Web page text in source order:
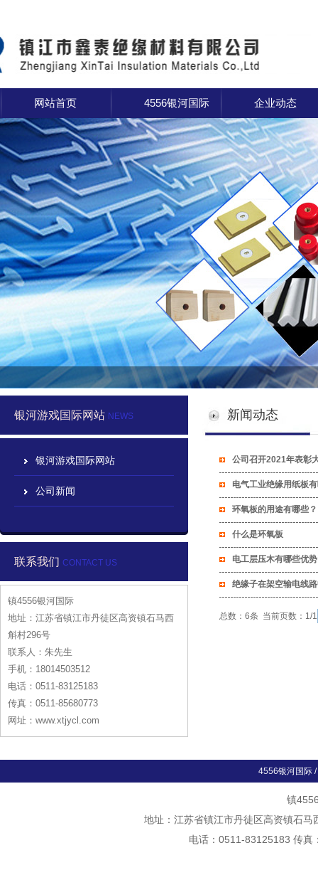
网站首页 4556银河国际 企业动态
银河游戏国际网站 NEWS
银河游戏国际网站
公司新闻
联系我们 CONTACT US
镇4556银河国际
地址：江苏省镇江市丹徒区高资镇石马西
斛村296号
联系人：朱先生
手机：18014503512
电话：0511-83125183
传真：0511-85680773
网址：www.xtjycl.com
新闻动态
公司召开2021年表彰
电气工业绝缘用纸板
环氧板的用途有哪些？
什么是环氧板
电工层压木有哪些优势
绝缘子在架空输电线
总数：6条 当前页数： 1/1
4556银河国际/
镇
地址：江苏省镇江市丹徒区高资镇石
电话：0511-83125183 传真